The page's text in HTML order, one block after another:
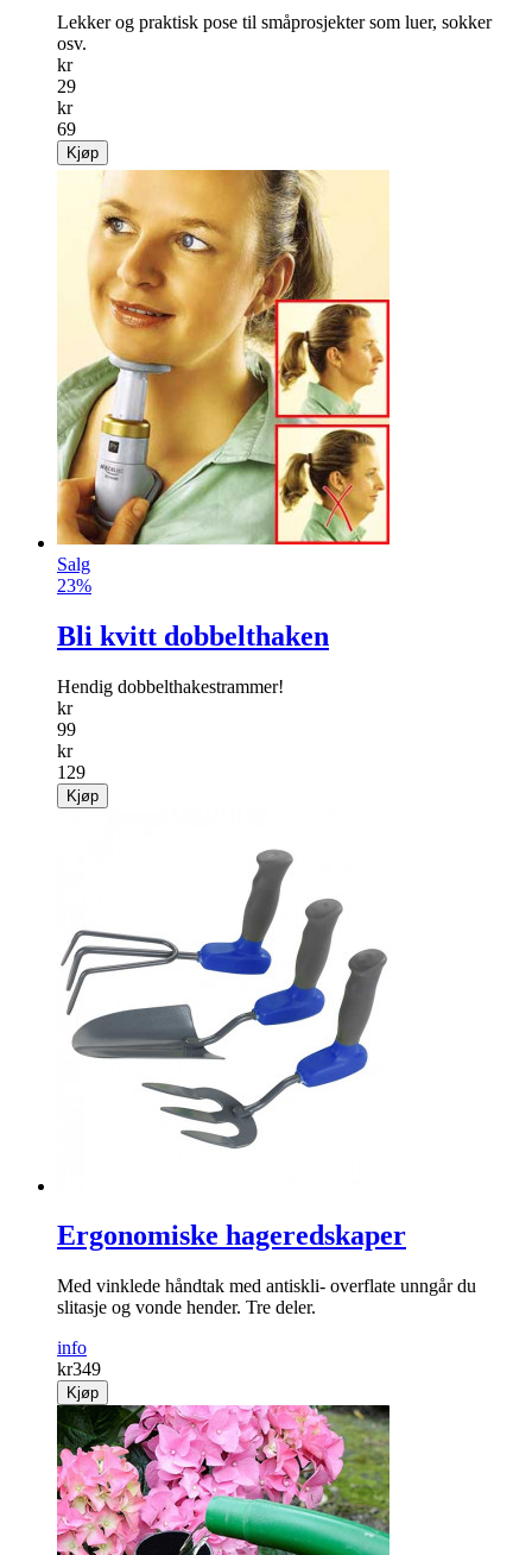
Lekker og praktisk pose til småprosjekter som luer, sokker
osv.
kr
29
kr
69
Kjøp
Salg
23%
Bli kvitt dobbelthaken
Hendig dobbelthakestrammer!
kr
99
kr
129
Kjøp
Ergonomiske hageredskaper
Med vinklede håndtak med antiskli- overflate unngår du
slitasje og vonde hender. Tre deler.
info
kr349
Kjøp